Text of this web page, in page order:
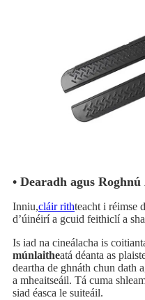
• Dearadh agus
Inniu,cláir rithteacht i réimse
d’úinéirí a gcuid feithiclí a
Is iad na cineálacha is
múnlaitheatá déanta as
deartha de ghnáth chun dath
a mheaitseáil. Tá cuma
siad éasca le suiteáil.